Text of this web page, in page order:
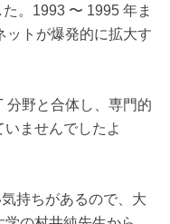
。1993 〜 1995 年ま
ットが爆発的に拡大す
分野と合体し、専門的
ませんでしたよ
持ちがあるので、大